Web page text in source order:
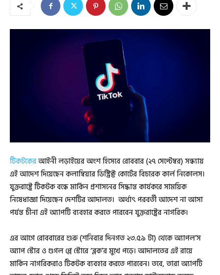
টিকটকেরআইনী লড়াইয়ের অংশ হিসেবে রোববার (২৭ সেপ্টেম্বর) সন্ধ্যায়
এই আদেশ দিয়েছেন কলাম্বিয়ার ডিস্ট্রিক্ট কোর্টের বিচারক কার্ল নিকোলস।
যুক্তরাষ্ট্রে টিকটক বন্ধে মার্কিন প্রশাসনের সিদ্ধান্ত কার্যকরে সাময়িক
নিষেধাজ্ঞা দিয়েছেন দেশটির আদালত। অর্থাৎ পরবর্তী আদেশ না আসা
পর্যন্ত চীনা এই অ্যাপটি ব্যবহার করতে পারবেন যুক্তরাষ্ট্রের নাগরিক।
এর আগে রোববারের শুরু (শনিবার দিনগত ২৩.৫৯ টা) থেকে অ্যাপল’স
অ্যাপ স্টোর ও গুগল প্লে স্টোরে ‘ব্লক’র মুখে পড়ে। আদালতের এই রায়ে
মার্কিন নাগরিকরাও টিকটক ব্যবহার করতে পারবেন। তবে, তারা অ্যাপটি